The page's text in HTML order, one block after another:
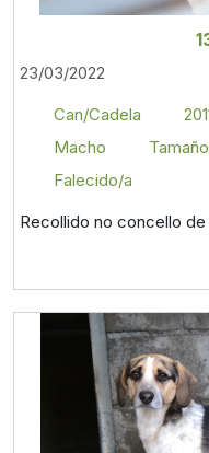
23/03/2022
Can/Cadela
Macho
Falecido/a
Recollido no concello de